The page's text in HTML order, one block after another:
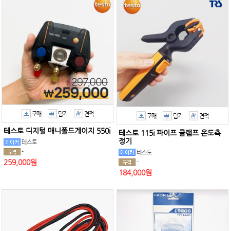
구매 담기 견적
테스토 디지털 매니폴드게이지 550i
테스토
-
259,000원
구매 담기 견적
테스토 115i 파이프 클램프 온도측
정기
테스토
-
184,000원